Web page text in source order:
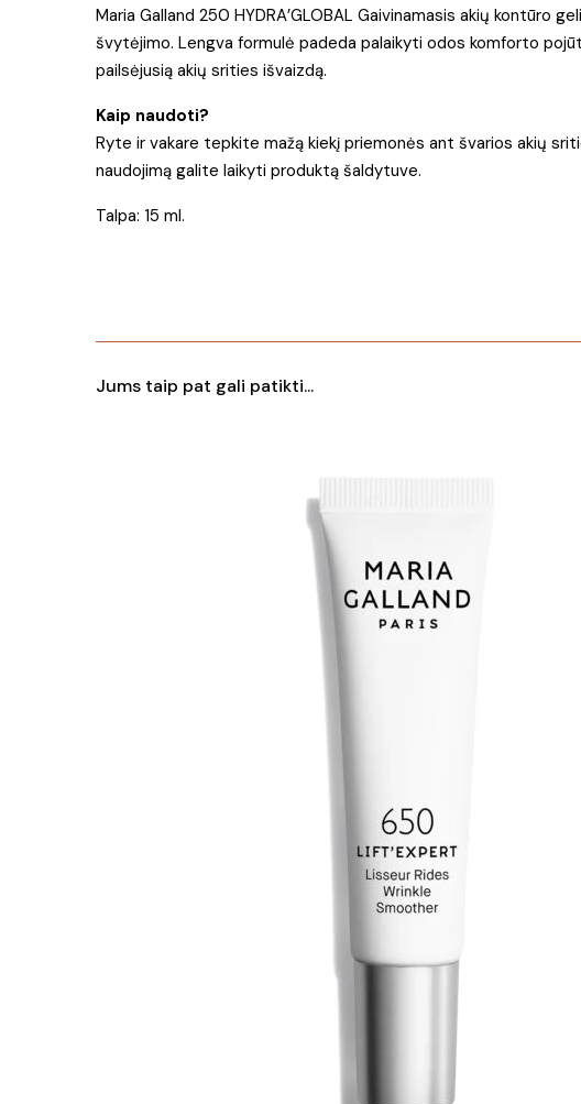
Maria Galland 250 HYDRA’GLOBAL Gaivinamasis akių
švytėjimo. Lengva formulė padeda palaikyti odos komforto
pailsėjusią akių srities išvaizdą.
Kaip naudoti?
Ryte ir vakare tepkite mažą kiekį priemonės ant švarios akių
naudojimą galite laikyti produktą šaldytuve.
Talpa: 15 ml.
Jums taip pat gali patikti...